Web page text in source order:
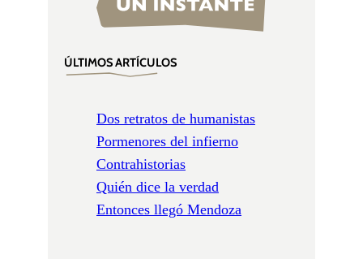
ÚLTIMOS ARTÍCULOS
Dos retratos de humanistas
Pormenores del infierno
Contrahistorias
Quién dice la verdad
Entonces llegó Mendoza